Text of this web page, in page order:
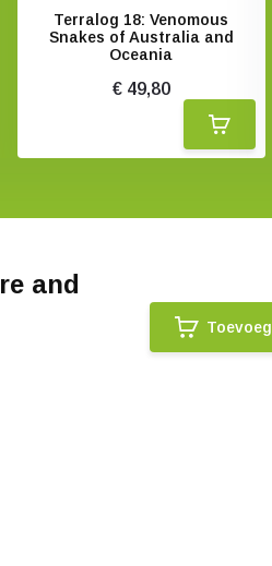
Terralog 18: Venomous
Snakes of Australia and
Oceania
€ 49,80
and